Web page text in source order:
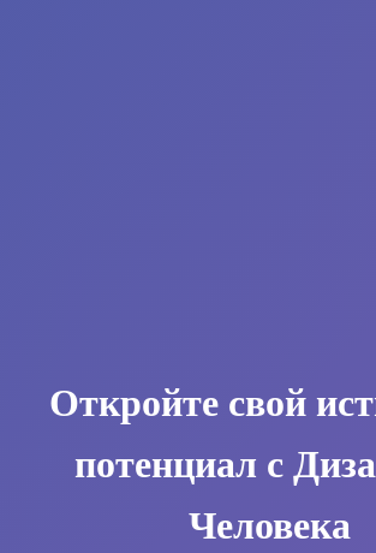
Откройте свой
потенциал с
Человека